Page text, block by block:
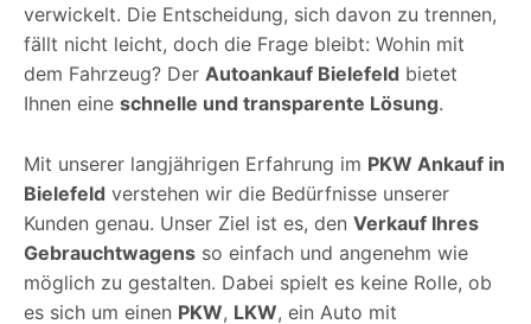
verwickelt. Die Entscheidung, sich davon zu trennen,
fällt nicht leicht, doch die Frage bleibt: Wohin mit
dem Fahrzeug? Der Autoankauf Bielefeld bietet
Ihnen eine schnelle und transparente Lösung.
Mit unserer langjährigen Erfahrung im PKW Ankauf in
Bielefeld verstehen wir die Bedürfnisse unserer
Kunden genau. Unser Ziel ist es, den Verkauf Ihres
Gebrauchtwagens so einfach und angenehm wie
möglich zu gestalten. Dabei spielt es keine Rolle, ob
es sich um einen PKW, LKW, ein Auto mit